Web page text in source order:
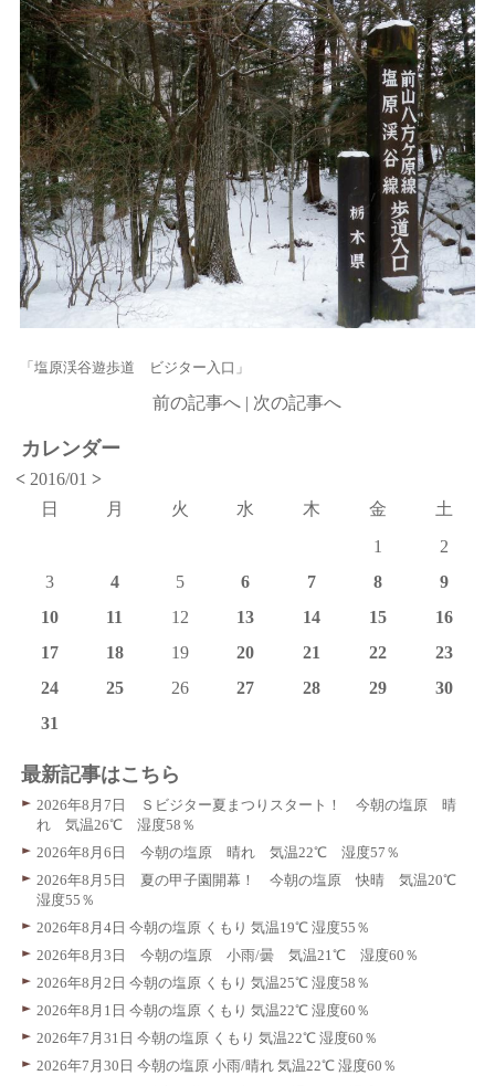
「塩原渓谷遊歩道 ビジター入口」
前の記事へ | 次の記事へ
カレンダー
< 2016/01>
日
月 火 水 木 金
土
1
2
3
4 5 6 7 8
9
10
11 12 13 14 15
16
17
18 19 20 21 22
23
24
25 26 27 28 29
30
31
最新記事はこちら
2026年8月7日 Ｓビジター夏まつりスタート！ 今朝の塩原 晴
れ 気温26℃ 湿度58％
2026年8月6日 今朝の塩原 晴れ 気温22℃ 湿度57％
2026年8月5日 夏の甲子園開幕！ 今朝の塩原 快晴 気温20℃
湿度55％
2026年8月4日 今朝の塩原 くもり 気温19℃ 湿度55％
2026年8月3日 今朝の塩原 小雨/曇 気温21℃ 湿度60％
2026年8月2日 今朝の塩原 くもり 気温25℃ 湿度58％
2026年8月1日 今朝の塩原 くもり 気温22℃ 湿度60％
2026年7月31日 今朝の塩原 くもり 気温22℃ 湿度60％
2026年7月30日 今朝の塩原 小雨/晴れ 気温22℃ 湿度60％